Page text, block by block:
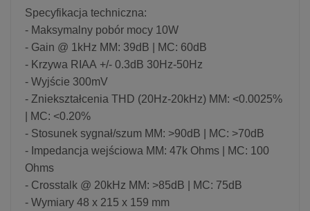
Specyfikacja techniczna:
- Maksymalny pobór mocy 10W
- Gain @ 1kHz MM: 39dB | MC: 60dB
- Krzywa RIAA +/- 0.3dB 30Hz-50Hz
- Wyjście 300mV
- Zniekształcenia THD (20Hz-20kHz) MM: <0.0025%
| MC: <0.20%
- Stosunek sygnał/szum MM: >90dB | MC: >70dB
- Impedancja wejściowa MM: 47k Ohms | MC: 100
Ohms
- Crosstalk @ 20kHz MM: >85dB | MC: 75dB
- Wymiary 48 x 215 x 159 mm